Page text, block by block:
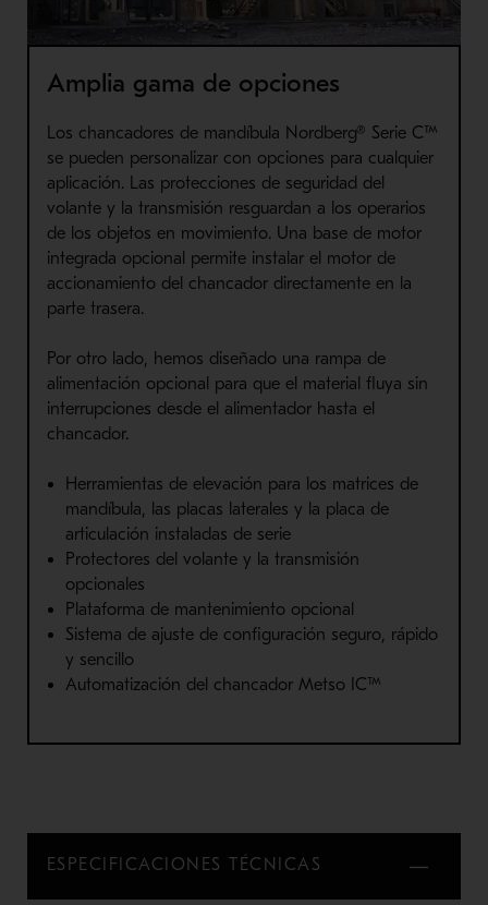
Amplia gama de opciones
Los chancadores de mandíbula Nordberg® Serie C™
se pueden personalizar con opciones para cualquier
aplicación. Las protecciones de seguridad del
volante y la transmisión resguardan a los operarios
de los objetos en movimiento. Una base de motor
integrada opcional permite instalar el motor de
accionamiento del chancador directamente en la
parte trasera.
Por otro lado, hemos diseñado una rampa de
alimentación opcional para que el material fluya sin
interrupciones desde el alimentador hasta el
chancador.
Herramientas de elevación para los matrices de
mandíbula, las placas laterales y la placa de
articulación instaladas de serie
Protectores del volante y la transmisión
opcionales
Plataforma de mantenimiento opcional
Sistema de ajuste de configuración seguro, rápido
y sencillo
Automatización del chancador Metso IC™
ESPECIFICACIONES TÉCNICAS